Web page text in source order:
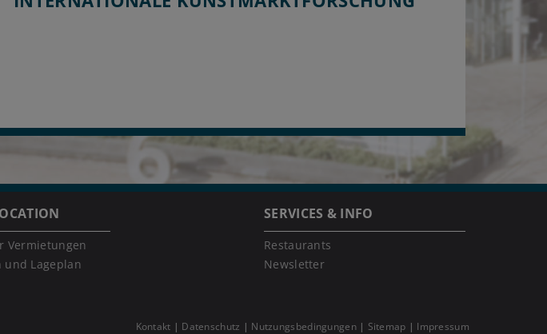
Vermietungen
und Lageplan
SERVICES & INFO
Restaurants
Newsletter
Kontakt Datenschutz Nutzungsbedingungen Sitemap Impressum